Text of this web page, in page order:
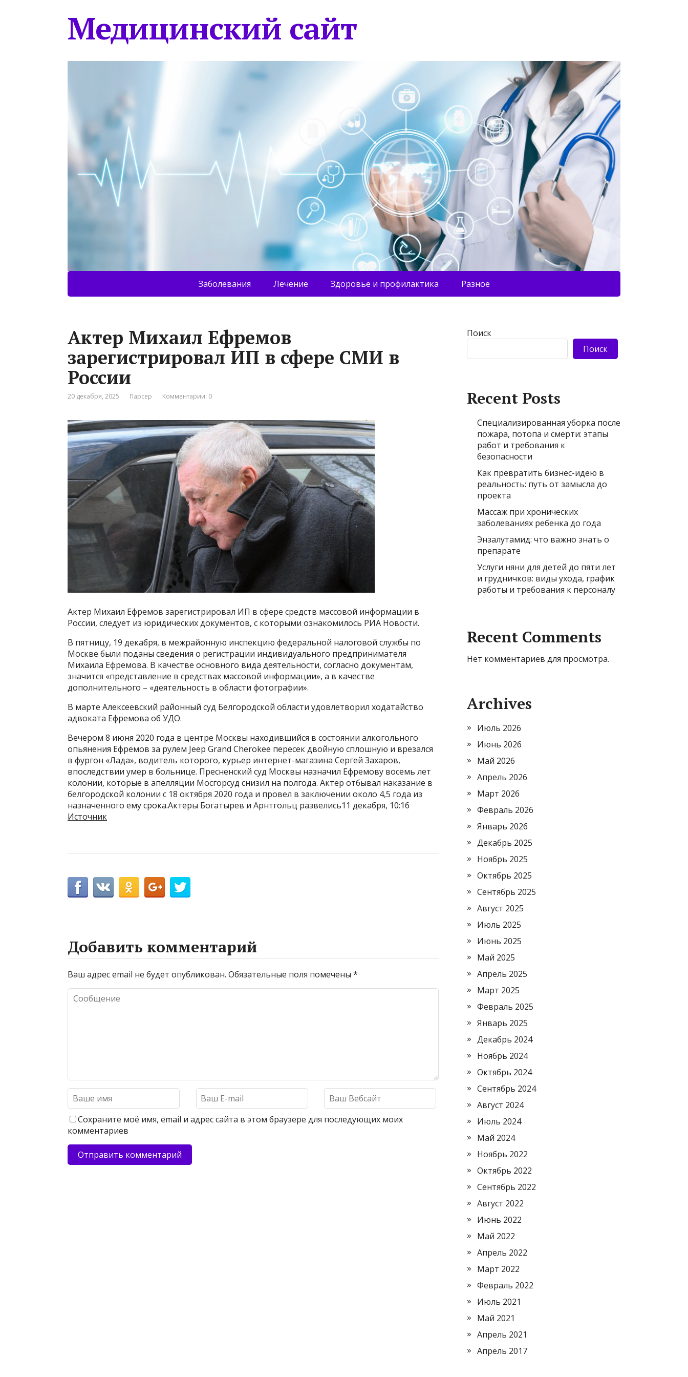
Медицинский сайт
Заболевания Лечение Здоровье и профилактика Разное
Актер Михаил Ефремов
зарегистрировал ИП в сфере СМИ в
России
20 декабря, 2025 Парсер Комментарии: 0
Актер Михаил Ефремов зарегистрировал ИП в сфере средств массовой информации в
России, следует из юридических документов, с которыми ознакомилось РИА Новости.
В пятницу, 19 декабря, в межрайонную инспекцию федеральной налоговой службы по
Москве были поданы сведения о регистрации индивидуального предпринимателя
Михаила Ефремова. В качестве основного вида деятельности, согласно документам,
значится «представление в средствах массовой информации», а в качестве
дополнительного – «деятельность в области фотографии».
В марте Алексеевский районный суд Белгородской области удовлетворил ходатайство
адвоката Ефремова об УДО.
Вечером 8 июня 2020 года в центре Москвы находившийся в состоянии алкогольного
опьянения Ефремов за рулем Jeep Grand Cherokee пересек двойную сплошную и врезался
в фургон «Лада», водитель которого, курьер интернет-магазина Сергей Захаров,
впоследствии умер в больнице. Пресненский суд Москвы назначил Ефремову восемь лет
колонии, которые в апелляции Мосгорсуд снизил на полгода. Актер отбывал наказание в
белгородской колонии с 18 октября 2020 года и провел в заключении около 4,5 года из
назначенного ему срока.Актеры Богатырев и Арнтгольц развелись11 декабря, 10:16
Источник
Добавить комментарий
Ваш адрес email не будет опубликован. Обязательные поля помечены *
Сохраните моё имя, email и адрес сайта в этом браузере для последующих моих
комментариев
Поиск
Поиск
Recent Posts
Специализированная уборка после
пожара, потопа и смерти: этапы
работ и требования к
безопасности
Как превратить бизнес-идею в
реальность: путь от замысла до
проекта
Массаж при хронических
заболеваниях ребенка до года
Энзалутамид: что важно знать о
препарате
Услуги няни для детей до пяти лет
и грудничков: виды ухода, график
работы и требования к персоналу
Recent Comments
Нет комментариев для просмотра.
Archives
Июль 2026
Июнь 2026
Май 2026
Апрель 2026
Март 2026
Февраль 2026
Январь 2026
Декабрь 2025
Ноябрь 2025
Октябрь 2025
Сентябрь 2025
Август 2025
Июль 2025
Июнь 2025
Май 2025
Апрель 2025
Март 2025
Февраль 2025
Январь 2025
Декабрь 2024
Ноябрь 2024
Октябрь 2024
Сентябрь 2024
Август 2024
Июль 2024
Май 2024
Ноябрь 2022
Октябрь 2022
Сентябрь 2022
Август 2022
Июнь 2022
Май 2022
Апрель 2022
Март 2022
Февраль 2022
Июль 2021
Май 2021
Апрель 2021
Апрель 2017